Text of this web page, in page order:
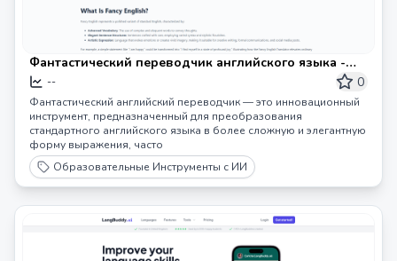
Фантастический переводчик английского языка -
Фантастический переводчик английского языка
-- 0
Фантастический английский переводчик — это инновационный
инструмент, предназначенный для преобразования
стандартного английского языка в более сложную и элегантную
форму выражения, часто
Образовательные Инструменты с ИИ